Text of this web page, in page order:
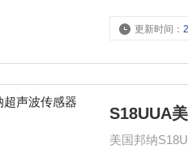
全产品 机器
更新时间：
S18UUA
美国邦纳S18UUA超声